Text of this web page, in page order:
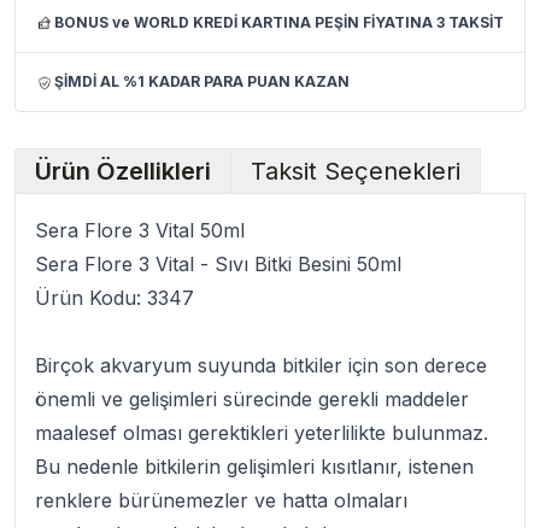
BONUS ve WORLD KREDİ KARTINA PEŞİN FİYATINA 3 TAKSİT
ŞİMDİ AL %1 KADAR PARA PUAN KAZAN
Ürün Özellikleri Taksit Seçenekleri
Sera Flore 3 Vital 50ml
Sera Flore 3 Vital - Sıvı Bitki Besini 50ml
Ürün Kodu: 3347
Birçok akvaryum suyunda bitkiler için son derece
önemli ve gelişimleri sürecinde gerekli maddeler
maalesef olması gerektikleri yeterlilikte bulunmaz.
Bu nedenle bitkilerin gelişimleri kısıtlanır, istenen
renklere bürünemezler ve hatta olmaları